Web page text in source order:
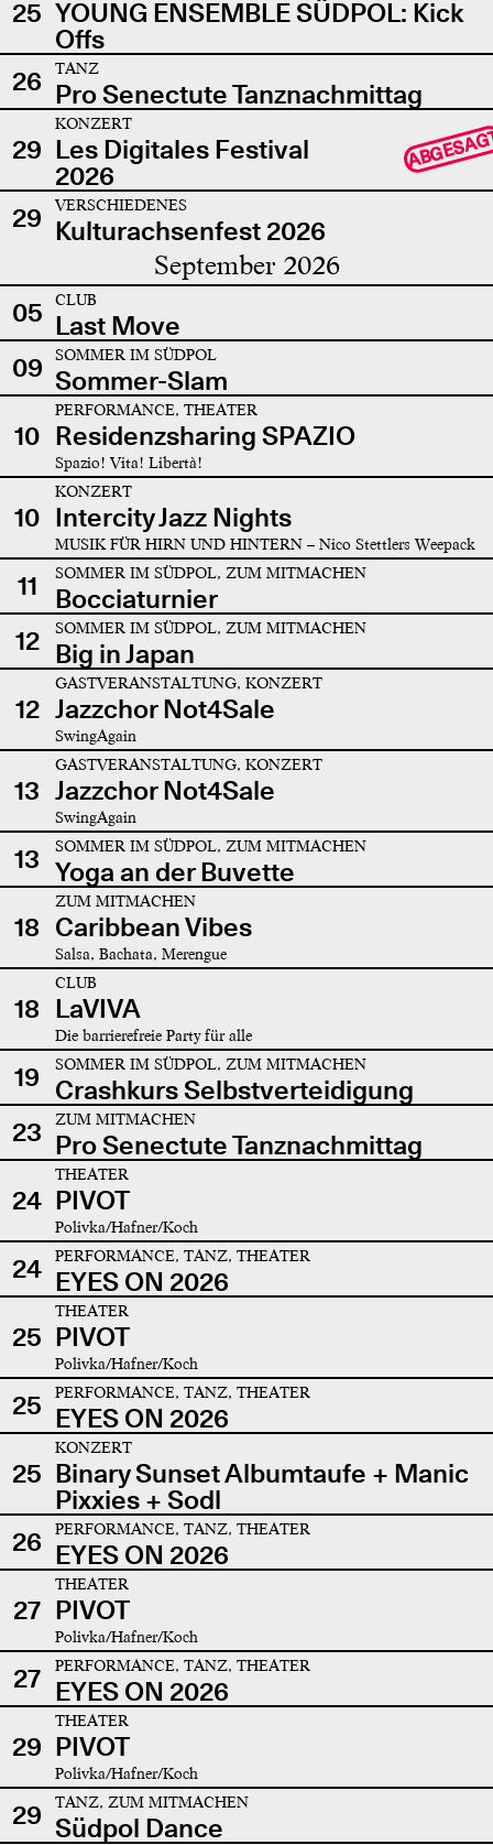
25 YOUNG ENSEMBLE SÜDPOL: Kick
Offs
26
TANZ
Pro Senectute Tanznachmittag
29
KONZERT
Les Digitales Festival
2026
29 VERSCHIEDENES
Kulturachsenfest 2026
September 2026
05 CLUB
Last Move
09
SOMMER IM SÜDPOL
Sommer-Slam
10
PERFORMANCE, THEATER
Residenzsharing SPAZIO
Spazio! Vita! Libertà!
10
KONZERT
Intercity Jazz Nights
MUSIK FÜR HIRN UND HINTERN – Nico Stettlers Weepack
11 SOMMER IM SÜDPOL, ZUM MITMACHEN
Bocciaturnier
12
SOMMER IM SÜDPOL, ZUM MITMACHEN
Big in Japan
12
GASTVERANSTALTUNG, KONZERT
Jazzchor Not4Sale
SwingAgain
13
GASTVERANSTALTUNG, KONZERT
Jazzchor Not4Sale
SwingAgain
13 SOMMER IM SÜDPOL, ZUM MITMACHEN
Yoga an der Buvette
18
ZUM MITMACHEN
Caribbean Vibes
Salsa, Bachata, Merengue
18
CLUB
LaVIVA
Die barrierefreie Party für alle
19 SOMMER IM SÜDPOL, ZUM MITMACHEN
Crashkurs Selbstverteidigung
23
ZUM MITMACHEN
Pro Senectute Tanznachmittag
24
THEATER
PIVOT
Polivka/Hafner/Koch
24 PERFORMANCE, TANZ, THEATER
EYES ON 2026
25
THEATER
PIVOT
Polivka/Hafner/Koch
25 PERFORMANCE, TANZ, THEATER
EYES ON 2026
25
KONZERT
Binary Sunset Albumtaufe + Manic
Pixxies + Sodl
26
PERFORMANCE, TANZ, THEATER
EYES ON 2026
27
THEATER
PIVOT
Polivka/Hafner/Koch
27 PERFORMANCE, TANZ, THEATER
EYES ON 2026
29
THEATER
PIVOT
Polivka/Hafner/Koch
29 TANZ, ZUM MITMACHEN
Südpol Dance